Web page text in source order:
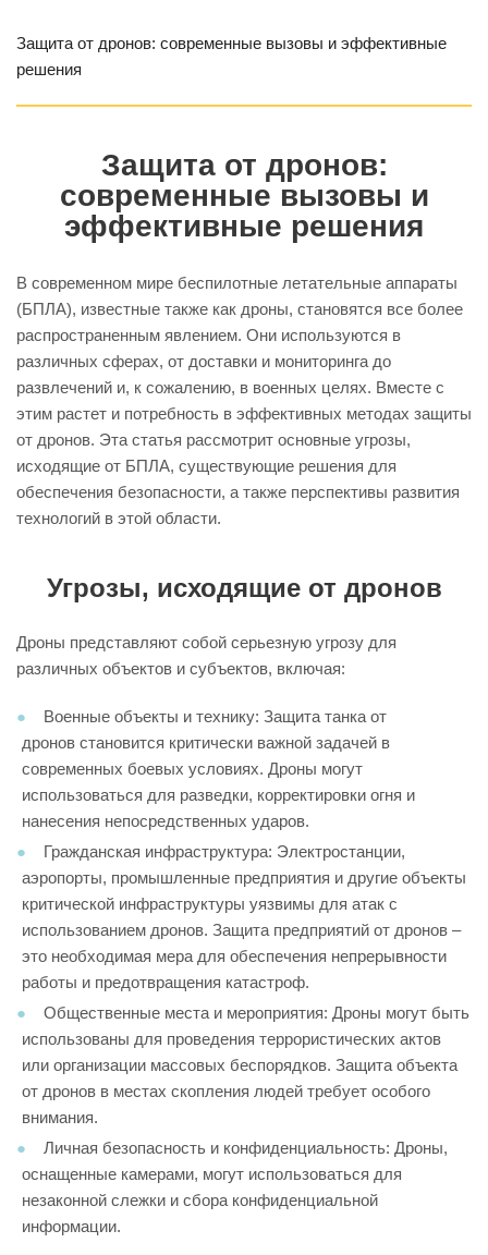
Защита от дронов: современные вызовы и эффективные
решения
Защита от дронов:
современные вызовы и
эффективные решения
В современном мире беспилотные летательные аппараты
(БПЛА), известные также как дроны, становятся все более
распространенным явлением. Они используются в
различных сферах, от доставки и мониторинга до
развлечений и, к сожалению, в военных целях. Вместе с
этим растет и потребность в эффективных методах защиты
от дронов. Эта статья рассмотрит основные угрозы,
исходящие от БПЛА, существующие решения для
обеспечения безопасности, а также перспективы развития
технологий в этой области.
Угрозы, исходящие от дронов
Дроны представляют собой серьезную угрозу для
различных объектов и субъектов, включая:
Военные объекты и технику: Защита танка от
дронов становится критически важной задачей в
современных боевых условиях. Дроны могут
использоваться для разведки, корректировки огня и
нанесения непосредственных ударов.
Гражданская инфраструктура: Электростанции,
аэропорты, промышленные предприятия и другие объекты
критической инфраструктуры уязвимы для атак с
использованием дронов. Защита предприятий от дронов –
это необходимая мера для обеспечения непрерывности
работы и предотвращения катастроф.
Общественные места и мероприятия: Дроны могут быть
использованы для проведения террористических актов
или организации массовых беспорядков. Защита объекта
от дронов в местах скопления людей требует особого
внимания.
Личная безопасность и конфиденциальность: Дроны,
оснащенные камерами, могут использоваться для
незаконной слежки и сбора конфиденциальной
информации.